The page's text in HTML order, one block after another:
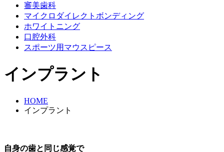
審美歯科
マイクロダイレクトボンディング
ホワイトニング
口腔外科
スポーツ用マウスピース
インプラント
HOME
インプラント
自身の歯と同じ感覚で